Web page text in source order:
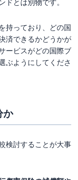
ドとは別物です。
持っており、どの国
済できるかどうかが
ービスがどの国際ブ
ぶようにしてくださ
か
検討することが大事